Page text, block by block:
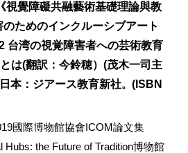
視覺障礙共融藝術基礎理論與教
ためのインクルーシブアート
台湾の視覚障害者への芸術教育
は(翻訳：今鈴穂）(茂木一司主
日本： ジアース教育新社。(ISB N
國際博物館協會ICOM論文集
Hubs: the Future of Tradition博物館